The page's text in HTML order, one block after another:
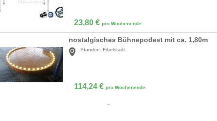
23,80 € pro Wochenende
nostalgisches Bühnepodest mit ca. 1,80m
Standort: Eibelstadt
114,24 € pro Wochenende